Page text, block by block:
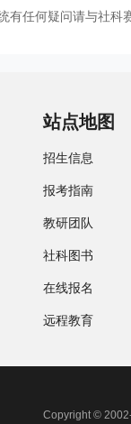
有任何疑问请与社科
站点地图
招生信息
报考指南
教研团队
社科图书
在线报名
远程教育
Copyright ©